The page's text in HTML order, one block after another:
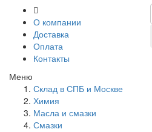
О компании
Доставка
Оплата
Контакты
Меню
Склад в СПБ и Москве
Химия
Масла и смазки
Смазки